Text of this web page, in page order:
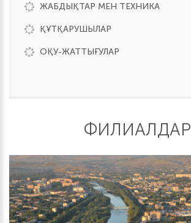
ЖАБДЫҚТАР МЕН ТЕХНИКА
ҚҰТҚАРУШЫЛАР
ОҚУ-ЖАТТЫҒУЛАР
ФИЛИАЛДАР